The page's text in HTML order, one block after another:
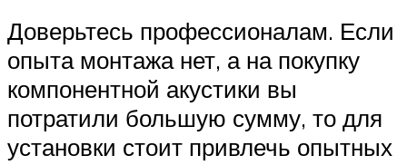
Доверьтесь профессионалам. Если
опыта монтажа нет, а на покупку
компонентной акустики вы
потратили большую сумму, то для
установки стоит привлечь опытных